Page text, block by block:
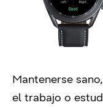
Mantenerse
el trabajo o